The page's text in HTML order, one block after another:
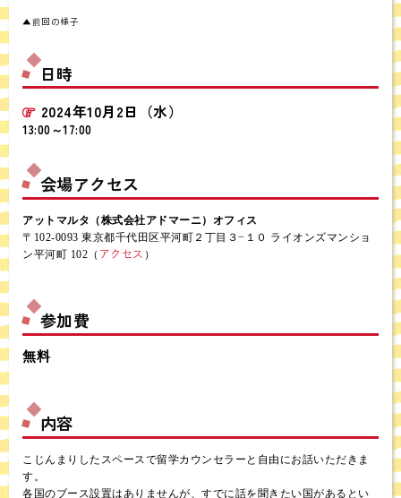
▲前回の様子
日時
2024年10月2日（水）
13:00～17:00
会場アクセス
アットマルタ（株式会社アドマーニ）オフィス
〒102-0093 東京都千代田区平河町２丁目３−１０ ライオンズマンショ
ン平河町 102（ アクセス ）
参加費
無料
内容
こじんまりしたスペースで留学カウンセラーと自由にお話いただきま
す。
各国のブース設置はありませんが、すでに話を聞きたい国があるとい